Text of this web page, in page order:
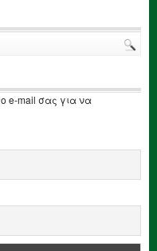
e-mail σας για να